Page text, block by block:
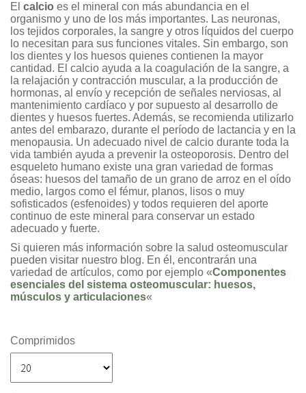
El calcio es el mineral con más abundancia en el
organismo y uno de los más importantes. Las neuronas,
los tejidos corporales, la sangre y otros líquidos del cuerpo
lo necesitan para sus funciones vitales. Sin embargo, son
los dientes y los huesos quienes contienen la mayor
cantidad. El calcio ayuda a la coagulación de la sangre, a
la relajación y contracción muscular, a la producción de
hormonas, al envío y recepción de señales nerviosas, al
mantenimiento cardíaco y por supuesto al desarrollo de
dientes y huesos fuertes. Además, se recomienda utilizarlo
antes del embarazo, durante el período de lactancia y en la
menopausia. Un adecuado nivel de calcio durante toda la
vida también ayuda a prevenir la osteoporosis. Dentro del
esqueleto humano existe una gran variedad de formas
óseas: huesos del tamaño de un grano de arroz en el oído
medio, largos como el fémur, planos, lisos o muy
sofisticados (esfenoides) y todos requieren del aporte
continuo de este mineral para conservar un estado
adecuado y fuerte.
Si quieren más información sobre la salud osteomuscular
pueden visitar nuestro blog. En él, encontrarán una
variedad de artículos, como por ejemplo «Componentes
esenciales del sistema osteomuscular: huesos,
músculos y articulaciones«
Comprimidos